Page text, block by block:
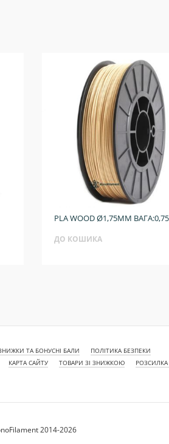
PLA WOOD Ø1,75ММ
ДО КОШИКА
ТА БОНУСНІ БАЛИ
ПОЛІТИКА БЕЗПЕКИ
КАРТА САЙТУ ТОВАРИ ЗІ ЗНИЖКОЮ
2014-2026